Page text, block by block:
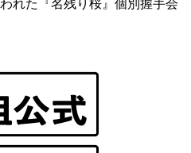
れた『名残り桜』個別握手会